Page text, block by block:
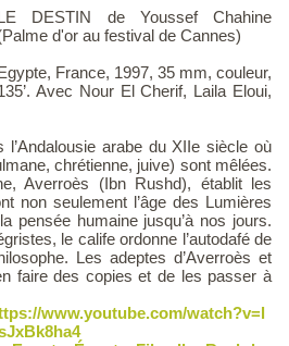
DESTIN de Youssef Chahine
d'or au festival de Cannes)
France, 1997, 35 mm, couleur,
Avec Nour El Cherif, Laila Eloui,
l’Andalousie arabe du XIIe siècle où
chrétienne, juive) sont mêlées.
Averroès (Ibn Rushd), établit les
non seulement l’âge des Lumières
pensée humaine jusqu’à nos jours.
le calife ordonne l’autodafé de
Les adeptes d’Averroès et
faire des copies et de les passer à
www.youtube.com/watch?v=l